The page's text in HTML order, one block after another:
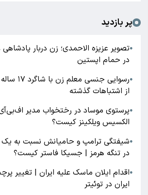
پر بازدید
●تصویر عزیزه الاحمدی؛ زن دربار
در حمام اپستین
●
رسوایی جنسی
از اشتباهات گذشته
●پرستوی موساد در رختخواب مدیر
الکسیس ویلکینز کیست؟
●شیفتگی ترامپ و حامیانش نسبت به یک
در تنگه هرمز | جسیکا فاستر کیست؟
●اقدام ایلان ماسک علیه ایران | تغییر
ایران در توئیتر